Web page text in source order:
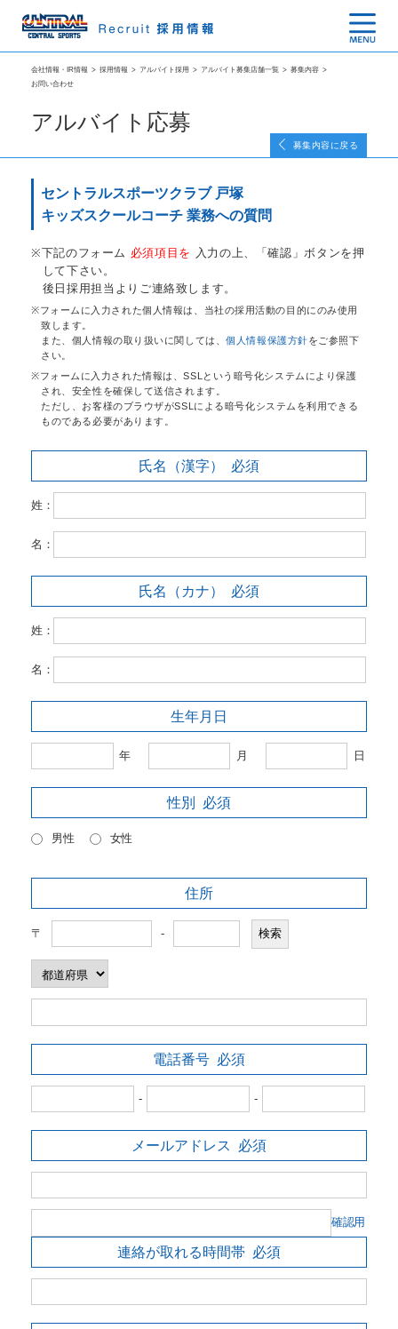
会社情報・IR情報 > 採用情報 > アルバイト採用 > アルバイト募集店舗一覧 > 募集内容 >
お問い合わせ
アルバイト応募
募集内容に戻る
セントラルスポーツクラブ 戸塚
キッズスクールコーチ 業務への質問
下記のフォーム 必須項目を
入力の上、「確認」ボタンを押
して下さい。
後日採用担当よりご連絡致します。
フォームに入力された個人情報は、当社の採用活動の目的にのみ使用
致します。
また、個人情報の取り扱いに関しては、個人情報保護方針をご参照下
さい。
フォームに入力された情報は、SSLという暗号化システムにより保護
され、安全性を確保して送信されます。
ただし、お客様のブラウザがSSLによる暗号化システムを利用できる
ものである必要があります。
氏名（漢字） 必須
姓：
名：
氏名（カナ） 必須
姓：
名：
生年月日
年 月 日
性別 必須
男性 女性
住所
〒 -
電話番号 必須
- -
メールアドレス 必須
確認用
連絡が取れる時間帯 必須